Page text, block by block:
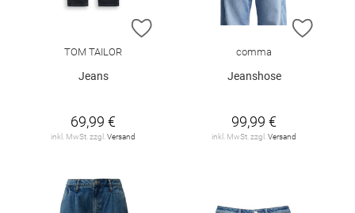
ZUR WUNSCHLISTE HINZUFÜGEN
TOM TAILOR
Jeans
69,99 €
inkl. MwSt. zzgl.Versand
ZUR
comma
Jeanshose
99,99 €
inkl. MwSt. zzgl.Versand